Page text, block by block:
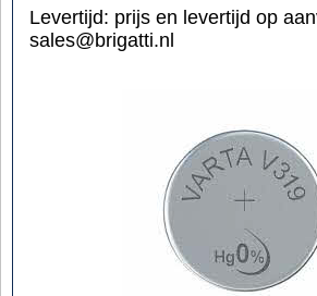
Levertijd: prijs en levertijd op
sales@brigatti.nl